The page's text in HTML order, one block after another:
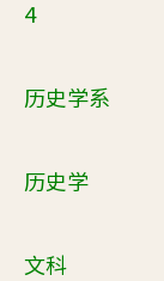
4
历史学系
历史学
文科